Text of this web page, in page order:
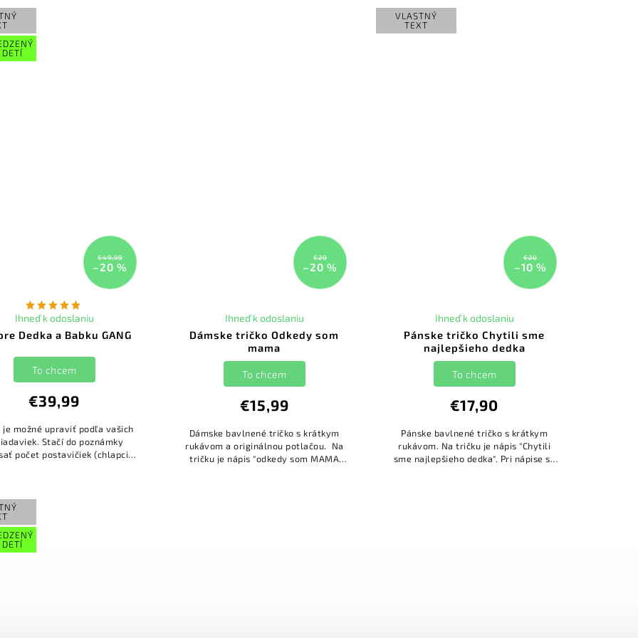
DETÍ
€49,99
–20 %
Dedka a Babku GANG
Ihneď k odoslaniu
€39,99
To chcem
je možné upraviť podľa vašich
Stačí do poznámky
počet postavičiek (chlapci
€20
–20 %
Dámske tričko Odkedy som
mama
Ihneď k odoslaniu
€15,99
To chcem
Dámske bavlnené tričko s krátkym
rukávom a originálnou potlačou. Na
tričku je nápis "odkedy som MAMA
VLASTNÝ
TEXT
€20
–10 %
Pánske tričko Chytili sme
najlepšieho dedka
Ihneď k odoslaniu
€17,90
To chcem
Pánske bavlnené tričko s krátkym
rukávom. Na tričku je nápis "Chytili
sme najlepšieho dedka". Pri nápise sú
DETÍ